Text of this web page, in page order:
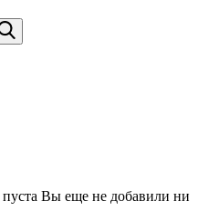
Вы еще не добавили ни